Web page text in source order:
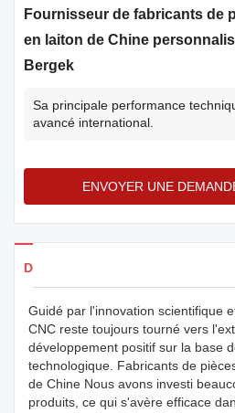
Fournisseur de fabricants de
en laiton de Chine
Bergek
Sa principale performance
avancé international.
ENVOYER UNE
Détails des produits
Guidé par l'innovation scientifique
CNC reste toujours tourné vers
développement positif sur la base
technologique. Fabricants de
de Chine Nous avons investi
produits, ce qui s'avère efficace